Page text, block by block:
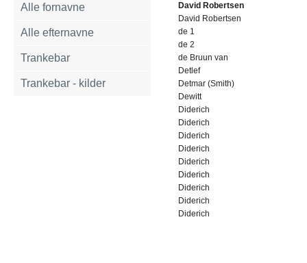
Alle fornavne
Alle efternavne
Trankebar
Trankebar - kilder
David Robertsen
David Robertsen
de 1
de 2
de Bruun van
Detlef
Detmar (Smith)
Dewitt
Diderich
Diderich
Diderich
Diderich
Diderich
Diderich
Diderich
Diderich
Diderich